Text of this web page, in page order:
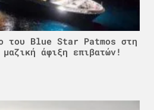
του Blue Star Patmos στη
άφιξη επιβατών!